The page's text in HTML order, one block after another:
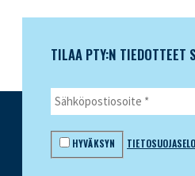
TILAA PTY:N TIEDOTTEET
HYVÄKSYN